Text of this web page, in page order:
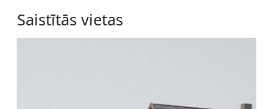
Saistītās vietas